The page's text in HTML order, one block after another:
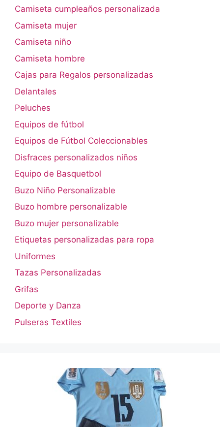
Camiseta cumpleaños personalizada
Camiseta mujer
Camiseta niño
Camiseta hombre
Cajas para Regalos personalizadas
Delantales
Peluches
Equipos de fútbol
Equipos de Fútbol Coleccionables
Disfraces personalizados niños
Equipo de Basquetbol
Buzo Niño Personalizable
Buzo hombre personalizable
Buzo mujer personalizable
Etiquetas personalizadas para ropa
Uniformes
Tazas Personalizadas
Grifas
Deporte y Danza
Pulseras Textiles